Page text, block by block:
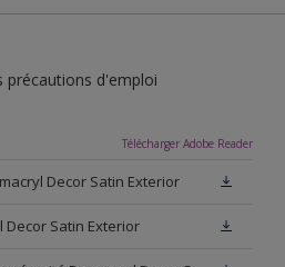
précautions d'emploi
Télécharger Adobe Reader
Decor Satin Exterior
Decor Satin Exterior